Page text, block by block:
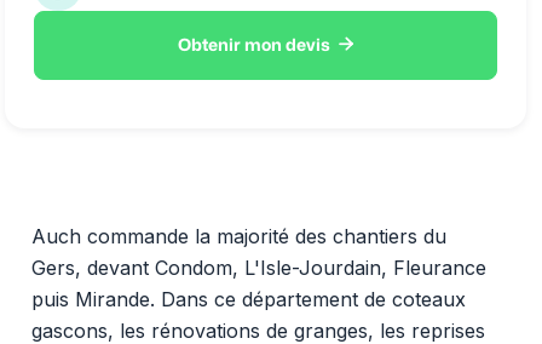
Auch commande la majorité des chantiers du
Gers, devant Condom, L'Isle-Jourdain, Fleurance
puis Mirande. Dans ce département de coteaux
gascons, les rénovations de granges, les reprises
Obtenir mon devis 